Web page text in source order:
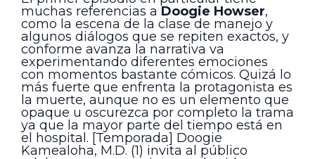
muchas referencias a Doogie Howser,
como la escena de la clase de manejo y
algunos diálogos que se repiten exactos, y
conforme avanza la narrativa va
experimentando diferentes emociones
con momentos bastante cómicos. Quizá lo
más fuerte que enfrenta la protagonista es
la muerte, aunque no es un elemento que
opaque u oscurezca por completo la trama
ya que la mayor parte del tiempo está en
el hospital. [Temporada] Doogie
Kamealoha, M.D. (1) invita al público